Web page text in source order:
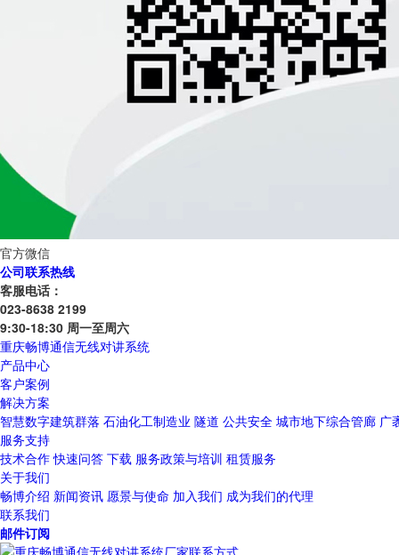
官方微信
公司联系热线
客服电话：
023-8638 2199
9:30-18:30 周一至周六
重庆畅博通信无线对讲系统
产品中心
客户案例
解决方案
智慧数字建筑群落 石油化工制造业 隧道 公共安全 城市地下综合管廊 广
服务支持
技术合作 快速问答 下载 服务政策与培训 租赁服务
关于我们
畅博介绍 新闻资讯 愿景与使命 加入我们 成为我们的代理
联系我们
邮件订阅